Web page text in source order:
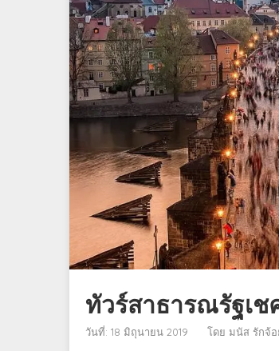
ทัวร์สาธารณรัฐเช
วันที่: 18 มิถุนายน 2019 โดย มนัส รักจ้อ